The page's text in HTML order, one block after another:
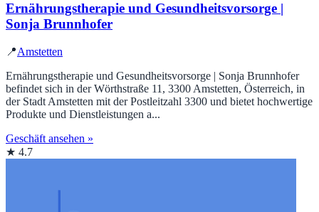
Ernährungstherapie und Gesundheitsvorsorge |
Sonja Brunnhofer
📍Amstetten
Ernährungstherapie und Gesundheitsvorsorge | Sonja Brunnhofer
befindet sich in der Wörthstraße 11, 3300 Amstetten, Österreich, in
der Stadt Amstetten mit der Postleitzahl 3300 und bietet hochwertige
Produkte und Dienstleistungen a...
Geschäft ansehen »
★ 4.7